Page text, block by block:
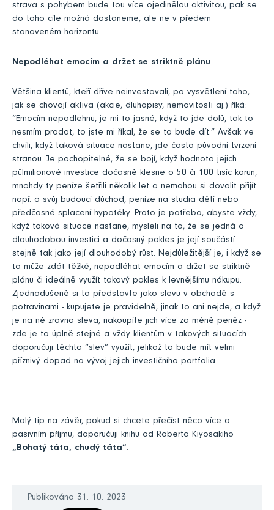
strava s pohybem bude tou více ojedinělou aktivitou, pak se
do toho cíle možná dostaneme, ale ne v předem
stanoveném horizontu.
Nepodléhat emocím a držet se striktně plánu
Většina klientů, kteří dříve neinvestovali, po vysvětlení toho,
jak se chovají aktiva (akcie, dluhopisy, nemovitosti aj.) říká:
“Emocím nepodlehnu, je mi to jasné, když to jde dolů, tak to
nesmím prodat, to jste mi říkal, že se to bude dít.” Avšak ve
chvíli, když taková situace nastane, jde často původní tvrzení
stranou. Je pochopitelné, že se bojí, když hodnota jejich
půlmilionové investice dočasně klesne o 50 či 100 tisíc korun,
mnohdy ty peníze šetřili několik let a nemohou si dovolit přijít
např. o svůj budoucí důchod, peníze na studia dětí nebo
předčasné splacení hypotéky. Proto je potřeba, abyste vždy,
když taková situace nastane, mysleli na to, že se jedná o
dlouhodobou investici a dočasný pokles je její součástí
stejně tak jako její dlouhodobý růst. Nejdůležitější je, i když se
to může zdát těžké, nepodléhat emocím a držet se striktně
plánu či ideálně využít takový pokles k levnějšímu nákupu.
Zjednodušeně si to představte jako slevu v obchodě s
potravinami - kupujete je pravidelně, jinak to ani nejde, a když
je na ně zrovna sleva, nakoupíte jich více za méně peněz -
zde je to úplně stejné a vždy klientům v takových situacích
doporučuji těchto “slev” využít, jelikož to bude mít velmi
příznivý dopad na vývoj jejich investičního portfolia.
Malý tip na závěr, pokud si chcete přečíst něco více o
pasivním příjmu, doporučuji knihu od Roberta Kiyosakiho
„Bohatý táta, chudý táta“.
Publikováno 31. 10. 2023